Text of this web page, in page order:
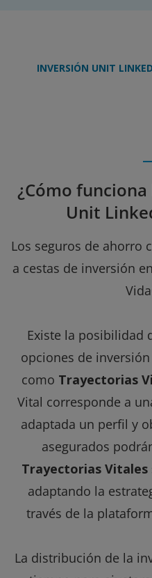
INVERSIÓN UNIT
¿Cómo
Unit
Los seguros de ahorro
a cestas de inversión
Existe la posibilidad
opciones de
como Trayectorias
Vital corresponde a
adaptada un perfil y
asegurados
Trayectorias Vitales
adaptando la
través de la
La distribución de la